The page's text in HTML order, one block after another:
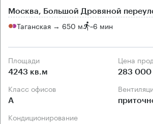
Москва, Большой Дровяной
Таганская → 650 м ~6 мин
Площади
4243 кв.м
Цена
283 000
Класс офисов
А
Кондиционирование